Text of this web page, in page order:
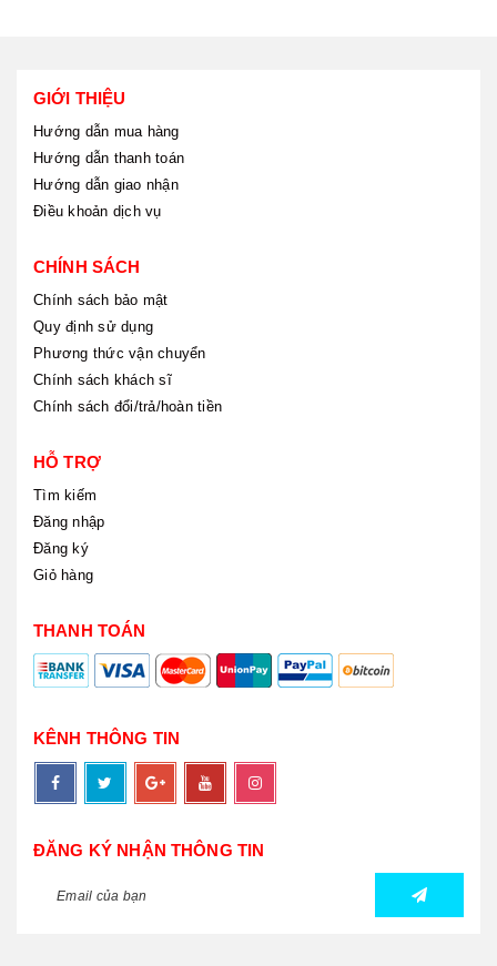
GIỚI THIỆU
Hướng dẫn mua hàng
Hướng dẫn thanh toán
Hướng dẫn giao nhận
Điều khoản dịch vụ
CHÍNH SÁCH
Chính sách bảo mật
Quy định sử dụng
Phương thức vận chuyển
Chính sách khách sĩ
Chính sách đổi/trả/hoàn tiền
HỖ TRỢ
Tìm kiếm
Đăng nhập
Đăng ký
Giỏ hàng
THANH TOÁN
KÊNH THÔNG TIN
ĐĂNG KÝ NHẬN THÔNG TIN